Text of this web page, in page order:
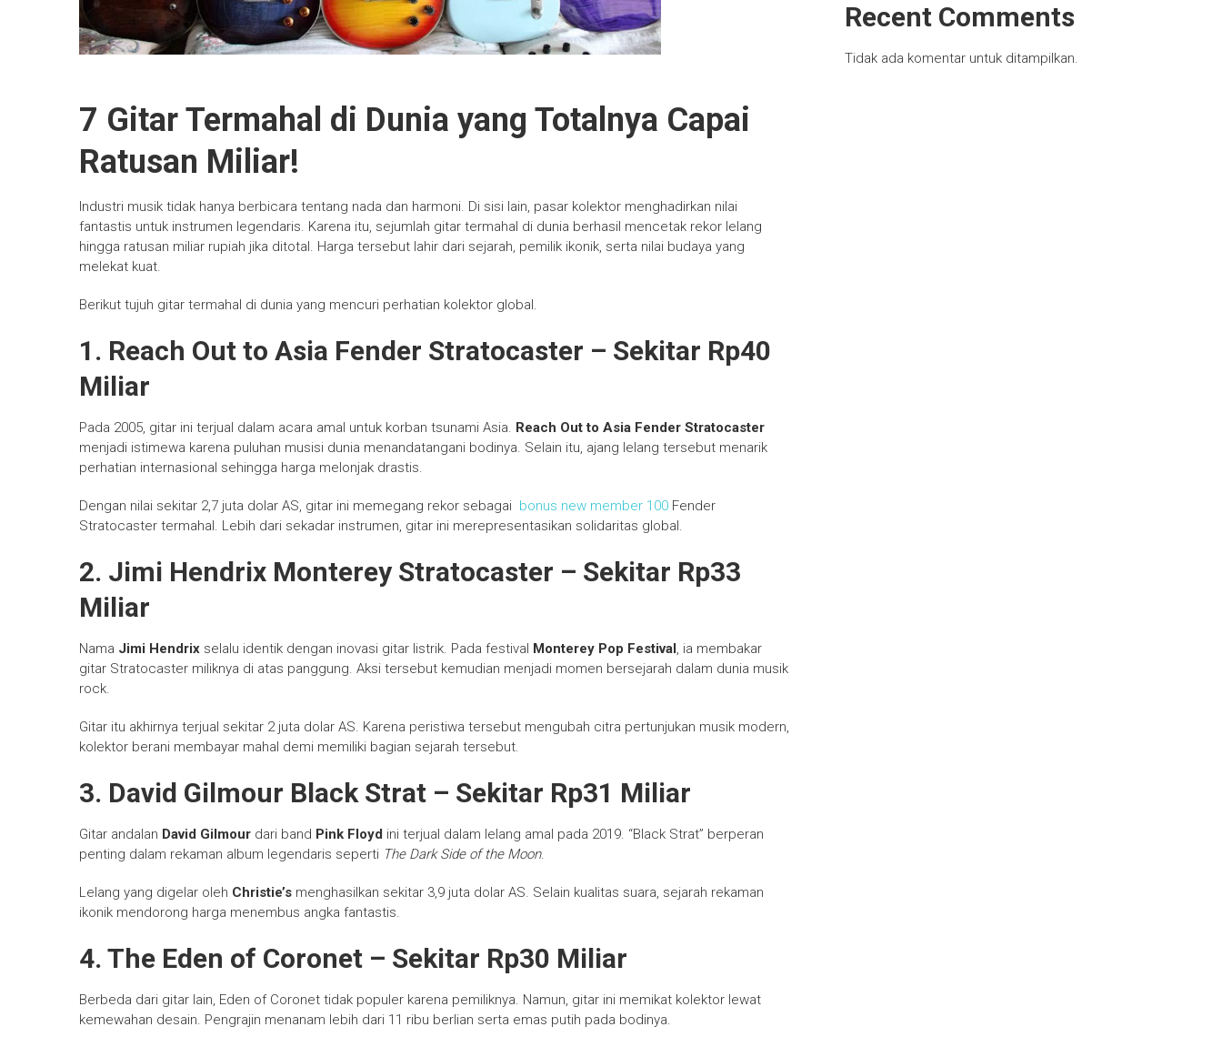
7 Gitar Termahal di Dunia yang Totalnya Capai
Ratusan Miliar!
Industri musik tidak hanya berbicara tentang nada dan harmoni. Di sisi lain, pasar kolektor menghadirkan nilai
fantastis untuk instrumen legendaris. Karena itu, sejumlah gitar termahal di dunia berhasil mencetak rekor lelang
hingga ratusan miliar rupiah jika ditotal. Harga tersebut lahir dari sejarah, pemilik ikonik, serta nilai budaya yang
melekat kuat.
Berikut tujuh gitar termahal di dunia yang mencuri perhatian kolektor global.
1. Reach Out to Asia Fender Stratocaster – Sekitar Rp40
Miliar
Pada 2005, gitar ini terjual dalam acara amal untuk korban tsunami Asia. Reach Out to Asia Fender Stratocaster
menjadi istimewa karena puluhan musisi dunia menandatangani bodinya. Selain itu, ajang lelang tersebut menarik
perhatian internasional sehingga harga melonjak drastis.
Dengan nilai sekitar 2,7 juta dolar AS, gitar ini memegang rekor sebagai bonus new member 100 Fender
Stratocaster termahal. Lebih dari sekadar instrumen, gitar ini merepresentasikan solidaritas global.
2. Jimi Hendrix Monterey Stratocaster – Sekitar Rp33
Miliar
Nama Jimi Hendrix selalu identik dengan inovasi gitar listrik. Pada festival Monterey Pop Festival, ia membakar
gitar Stratocaster miliknya di atas panggung. Aksi tersebut kemudian menjadi momen bersejarah dalam dunia musik
rock.
Gitar itu akhirnya terjual sekitar 2 juta dolar AS. Karena peristiwa tersebut mengubah citra pertunjukan musik modern,
kolektor berani membayar mahal demi memiliki bagian sejarah tersebut.
3. David Gilmour Black Strat – Sekitar Rp31 Miliar
Gitar andalan David Gilmour dari band Pink Floyd ini terjual dalam lelang amal pada 2019. “Black Strat” berperan
penting dalam rekaman album legendaris seperti The Dark Side of the Moon.
Lelang yang digelar oleh Christie’s menghasilkan sekitar 3,9 juta dolar AS. Selain kualitas suara, sejarah rekaman
ikonik mendorong harga menembus angka fantastis.
4. The Eden of Coronet – Sekitar Rp30 Miliar
Berbeda dari gitar lain, Eden of Coronet tidak populer karena pemiliknya. Namun, gitar ini memikat kolektor lewat
kemewahan desain. Pengrajin menanam lebih dari 11 ribu berlian serta emas putih pada bodinya.
Recent Comments
Tidak ada komentar untuk ditampilkan.